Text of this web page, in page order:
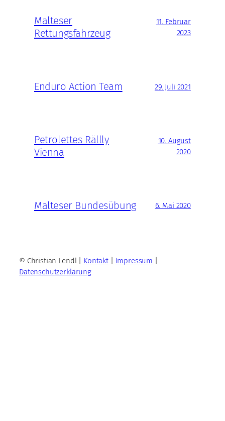
Malteser
Rettungsfahrzeug
11. Februar
2023
Enduro Action Team 29. Juli 2021
Petrolettes Rällly
Vienna
10. August
2020
Malteser Bundesübung 6. Mai 2020
© Christian Lendl | Kontakt| Impressum
Datenschutzerklärung